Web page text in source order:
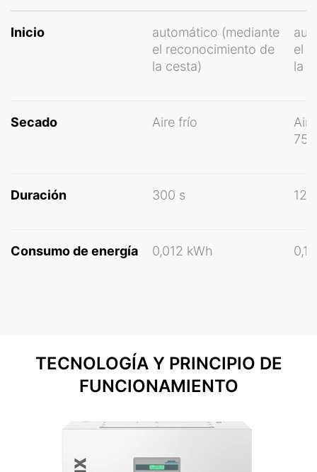
Inicio
automático (mediante
el reconocimiento de
la cesta)
el
la
Secado Aire frío
75/
Duración 300 s
Consumo de energía 0,012 kWh
TECNOLOGÍA Y PRINCIPIO DE
FUNCIONAMIENTO